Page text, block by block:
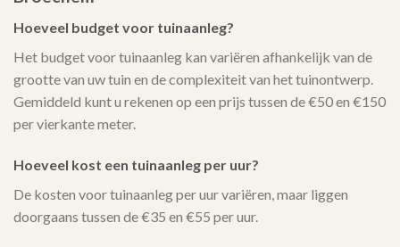
Hoeveel budget voor tuinaanleg?
Het budget voor tuinaanleg kan variëren afhankelijk van de
grootte van uw tuin en de complexiteit van het tuinontwerp.
Gemiddeld kunt u rekenen op een prijs tussen de €50 en €150
per vierkante meter.
Hoeveel kost een tuinaanleg per uur?
De kosten voor tuinaanleg per uur variëren, maar liggen
doorgaans tussen de €35 en €55 per uur.